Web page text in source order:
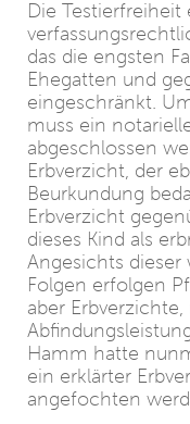
Die Testierfreiheit
das die engsten
Ehegatten und
eingeschränkt.
muss ein
abgeschlossen
Erbverzicht, der
Beurkundung
Erbverzicht
dieses Kind als
Angesichts
Folgen erfolgen
aber
Hamm hatte
ein erklärter
angefochten